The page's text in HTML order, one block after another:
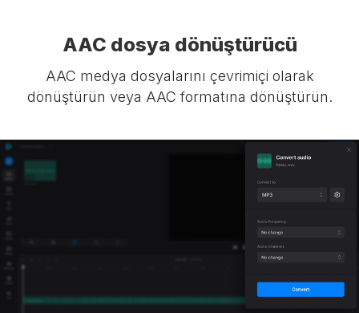
AAC dosya dönüştürücü
AAC medya dosyalarını çevrimiçi olarak
dönüştürün veya AAC formatına dönüştürün.